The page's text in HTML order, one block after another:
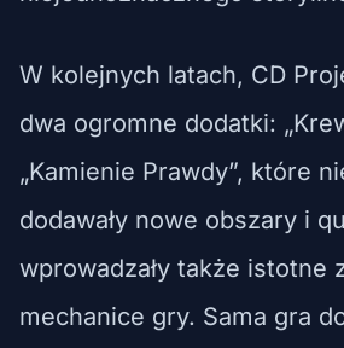
W kolejnych latach, CD
dwa ogromne dodatki:
„Kamienie Prawdy”, które
dodawały nowe obszary i
wprowadzały także istotne
mechanice gry. Sama gra